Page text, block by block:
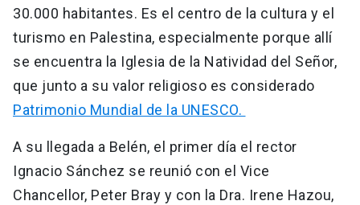
30.000 habitantes. Es el centro de la cultura y el
turismo en Palestina, especialmente porque allí
se encuentra la Iglesia de la Natividad del Señor,
que junto a su valor religioso es considerado
Patrimonio Mundial de la UNESCO.
A su llegada a Belén, el primer día el rector
Ignacio Sánchez se reunió con el Vice
Chancellor, Peter Bray y con la Dra. Irene Hazou,